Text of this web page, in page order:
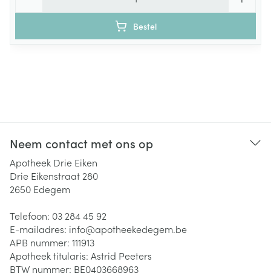
Bestel
Neem contact met ons op
Apotheek Drie Eiken
Drie Eikenstraat 280
2650 Edegem
Telefoon: 03 284 45 92
E-mailadres: info@apotheekedegem.be
APB nummer: 111913
Apotheek titularis: Astrid Peeters
BTW nummer: BE0403668963